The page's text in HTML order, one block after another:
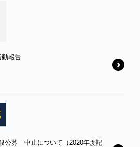
報告
公募 中止について（2020年度記